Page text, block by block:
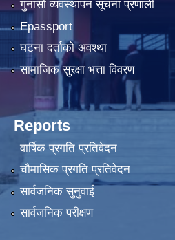
गुनासो व्यवस्थापन सूचना प्रणाली
Epassport
घटना दर्ताको अवश्था
सामाजिक सुरक्षा भत्ता विवरण
Reports
वार्षिक प्रगति प्रतिवेदन
चौमासिक प्रगति प्रतिवेदन
सार्वजनिक सुनुवाई
सार्वजनिक परीक्षण